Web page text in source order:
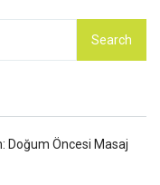
Doğum Öncesi Masaj